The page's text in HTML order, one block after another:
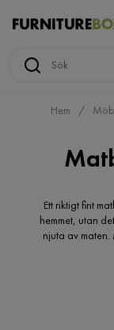
Hem
Ett riktigt fint
hemmet, utan
njuta av
umgås,